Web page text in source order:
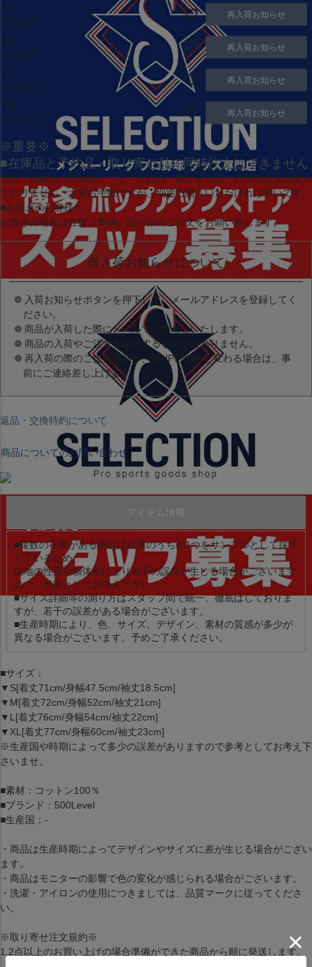
S
在庫切れ
再入荷お知らせ
M
在庫切れ
再入荷お知らせ
L
在庫切れ
再入荷お知らせ
XL
在庫切れ
再入荷お知らせ
※重要※
■在庫品と予約品・取り寄せ品の同時注文はできません
現在「在庫品（即納品）」と「予約品・取り寄せ品」の同時注文は承っ
ておりません。大変お手数ですが、別途ご購入いただければ幸いです。
■お急ぎのお客様へ
お急ぎの場合は在庫（即納）品のみのご注文をお願い致します。
再入荷お知らせについて
入荷お知らせボタンを押下して、メールアドレスを登録してく
ださい。
商品が入荷した際にメールでお知らせいたします。
商品の入荷やご注文を確定するものではありません。
再入荷の際のご提供価格が、当HPの価格と変わる場合は、事
前にご連絡差し上げます。
返品・交換特約について
商品についてのお問い合わせ
アイテム情報
■複数の在庫がある商品は在庫のうちの1つをサンプルとして採寸
しているため、
生地の性質や個体差により若干の誤差が生じる場合がございます
ので、目安としてお考え下さい。
■サイズ詳細等の測り方はスタッフ間で統一、徹底はしておりま
すが、若干の誤差がある場合がございます。
■生産時期により、色、サイズ、デザイン、素材の質感が多少が
異なる場合がございます。予めご了承ください。
■サイズ：
▼S[着丈71cm/身幅47.5cm/袖丈18.5cm]
▼M[着丈72cm/身幅52cm/袖丈21cm]
▼L[着丈76cm/身幅54cm/袖丈22cm]
▼XL[着丈77cm/身幅60cm/袖丈23cm]
※生産国や時期によって多少の誤差がありますので参考としてお考え下
さいませ。
■素材：コットン100％
■ブランド：500Level
■生産国：-
・商品は生産時期によってデザインやサイズに差が生じる場合がござい
ます。
・商品はモニターの影響で色の変化が感じられる場合がございます。
・洗濯・アイロンの使用につきましては、品質マークに従ってくださ
い。
※取り寄せ注文規約※
1.2点以上のお買い上げの場合準備ができた商品から順に発送します。